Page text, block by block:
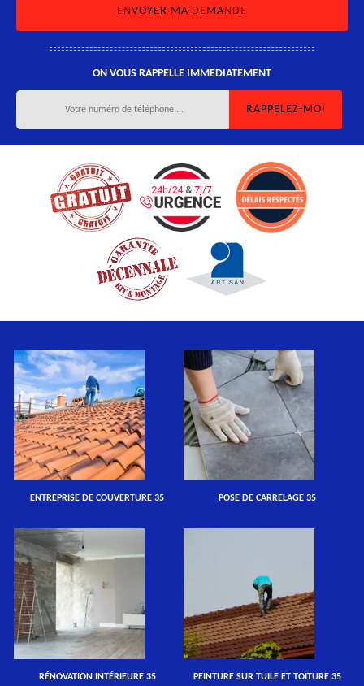
ON VOUS RAPPELLE IMMEDIATEMENT
ENTREPRISE DE COUVERTURE 35 POSE DE CARRELAGE 35
RÉNOVATION INTÉRIEURE 35 PEINTURE SUR TUILE ET TOITURE 35